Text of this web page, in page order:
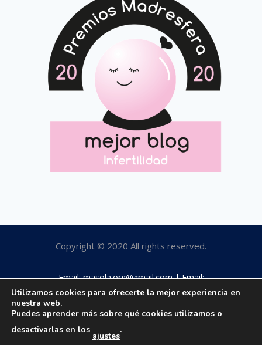
Copyright © 2020 All rights reserved.
Email: masola.org@gmail.com | Email:
rosamaestro2003@hotmail.com | Tfno: 649184063
Utilizamos cookies para ofrecerte la mejor experiencia en
nuestra web.
Puedes aprender más sobre qué cookies utilizamos o
desactivarlas en los
ajustes
.